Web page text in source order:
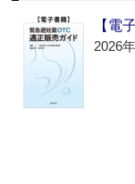
【電
2026